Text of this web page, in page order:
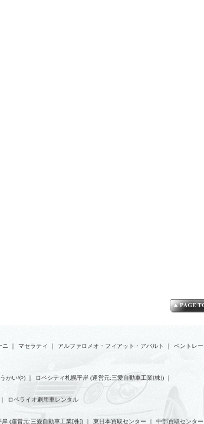
ニ ｜ マセラティ ｜ アルファロメオ・フィアット・アバルト ｜ ベントレー
かいや) ｜ ロペシティ札幌平岸 (運営元:三愛自動車工業[株]) ｜
｜
ロペライオ劇用車レンタル
岸 (運営元:三愛自動車工業[株]) ｜ 東日本買取センター ｜ 中部買取センター